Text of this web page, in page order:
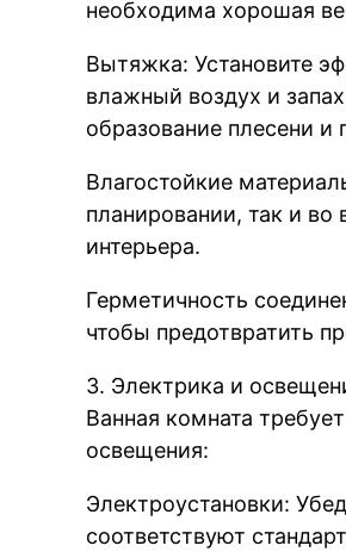
необходима хорошая
Вытяжка: Установите
влажный воздух и
образование плесени и
Влагостойкие
планировании, так и
интерьера.
Герметичность
чтобы предотвратить
3. Электрика и
Ванная комната
освещения:
Электроустановки:
соответствуют